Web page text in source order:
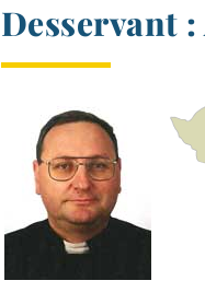
Desservant :